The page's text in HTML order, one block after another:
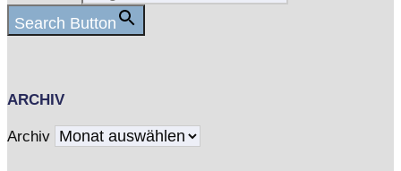
Search Button
ARCHIV
Archiv